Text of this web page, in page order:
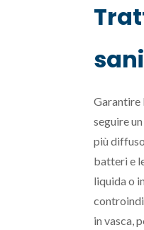
Garantire
seguire
più
batteri e
liquida o
in vasca,